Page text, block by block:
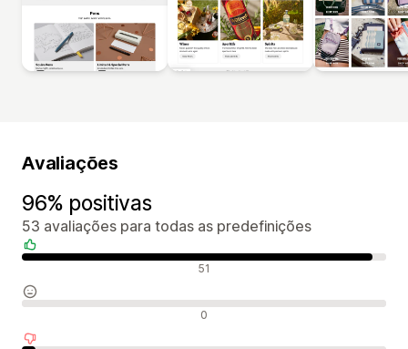
Avaliações
96% positivas
53 avaliações para todas as predefinições
Avaliações positivas 51
Avaliações neutras 0